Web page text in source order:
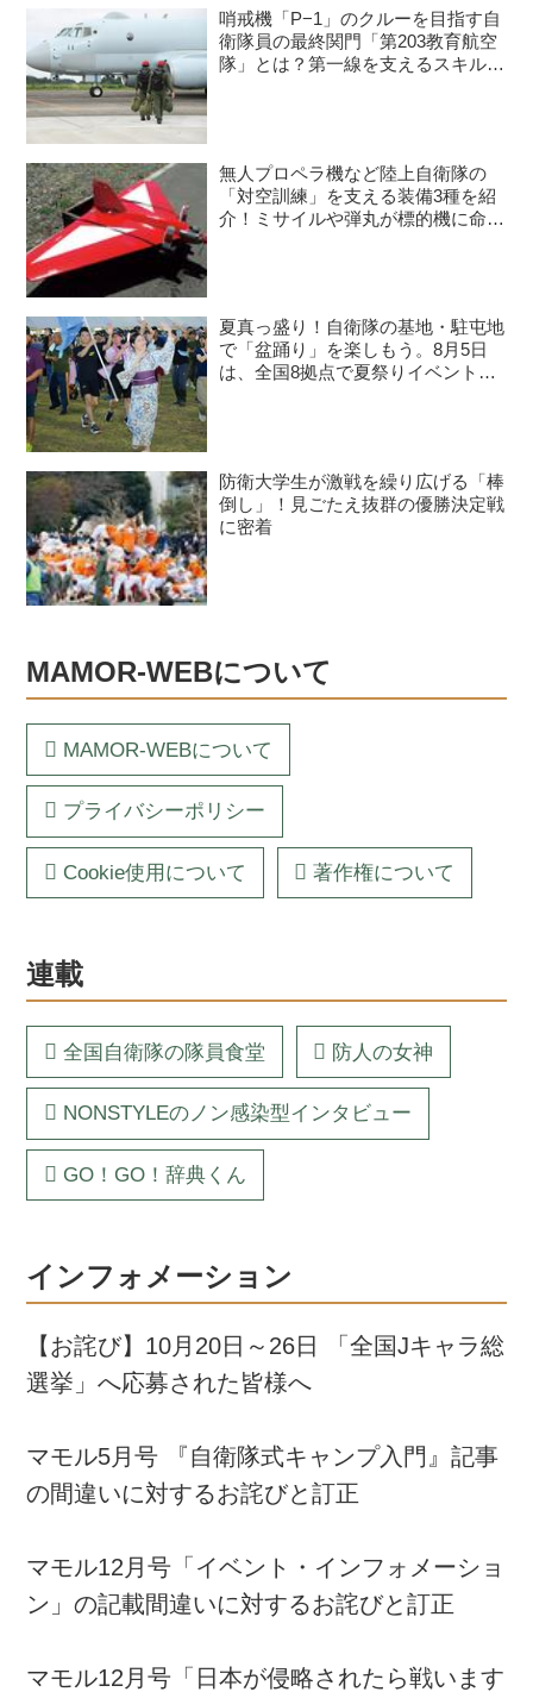
哨戒機「P−1」のクルーを目指す自
衛隊員の最終関門「第203教育航空
隊」とは？第一線を支えるスキルを
無人プロペラ機など陸上自衛隊の
「対空訓練」を支える装備3種を紹
介！ミサイルや弾丸が標的機に命中
夏真っ盛り！自衛隊の基地・駐屯地
で「盆踊り」を楽しもう。8月5日
は、全国8拠点で夏祭りイベントが
防衛大学生が激戦を繰り広げる「棒
倒し」！見ごたえ抜群の優勝決定戦
に密着
MAMOR-WEBについて
MAMOR-WEBについて
プライバシーポリシー
Cookie使用について 著作権について
連載
全国自衛隊の隊員食堂 防人の女神
NONSTYLEのノン感染型インタビュー
GO！GO！辞典くん
インフォメーション
【お詫び】10月20日～26日 「全国Jキャラ総
選挙」へ応募された皆様へ
マモル5月号 『自衛隊式キャンプ入門』記事
の間違いに対するお詫びと訂正
マモル12月号「イベント・インフォメーショ
ン」の記載間違いに対するお詫びと訂正
マモル12月号「日本が侵略されたら戦います